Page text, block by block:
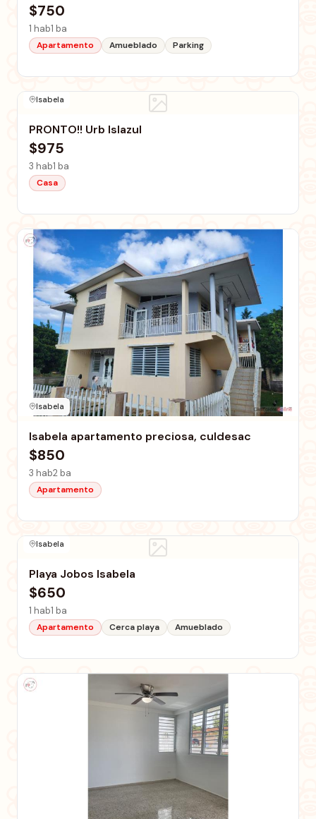
$750
1 hab1 ba
Apartamento Amueblado Parking
Isabela
PRONTO!! Urb Islazul
$975
3 hab1 ba
Casa
Isabela
Isabela apartamento preciosa, culdesac
$850
3 hab2 ba
Apartamento
Isabela
Playa Jobos Isabela
$650
1 hab1 ba
Apartamento Cerca playa Amueblado